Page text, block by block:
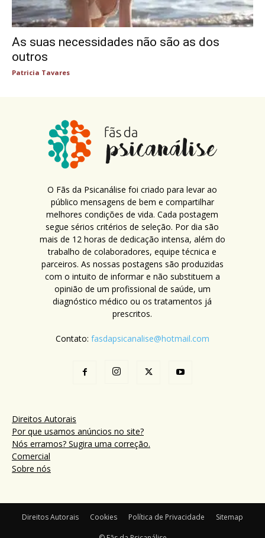
As suas necessidades não são as dos
outros
Patricia Tavares
O Fãs da Psicanálise foi criado para levar ao
público mensagens de bem e compartilhar
melhores condições de vida. Cada postagem
segue sérios critérios de seleção. Por dia são
mais de 12 horas de dedicação intensa, além do
trabalho de colaboradores, equipe técnica e
parceiros. As nossas postagens são produzidas
com o intuito de informar e não substituem a
opinião de um profissional de saúde, um
diagnóstico médico ou os tratamentos já
prescritos.
Contato: fasdapsicanalise@hotmail.com
Direitos Autorais
Por que usamos anúncios no site?
Nós erramos? Sugira uma correção.
Comercial
Sobre nós
Direitos Autorais Cookies Política de Privacidade Sitemap